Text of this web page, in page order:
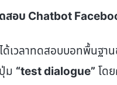
สอบ Chatbot
ด้เวลาทดสอบบอทพื้นฐ
ม “test dialogue” โด